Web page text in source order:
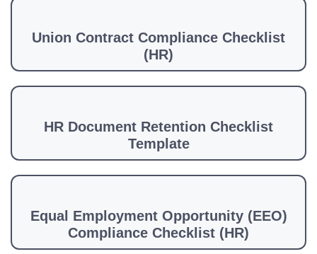
Union Contract Compliance Checklist
(HR)
HR Document Retention Checklist
Template
Equal Employment Opportunity (EEO)
Compliance Checklist (HR)